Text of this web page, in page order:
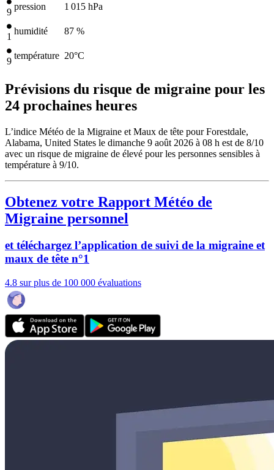
9
pression 1 015 hPa
1
humidité 87 %
9
température 20°C
Prévisions du risque de migraine pour les
24 prochaines heures
L’indice Météo de la Migraine et Maux de tête pour Forestdale,
Alabama, United States le dimanche 9 août 2026 à 08 h est de 8/10
avec un risque de migraine de élevé pour les personnes sensibles à
température à 9/10.
Obtenez votre Rapport Météo de
Migraine personnel
et téléchargez l’application de suivi de la migraine et
maux de tête n°1
4.8 sur plus de 100 000 évaluations